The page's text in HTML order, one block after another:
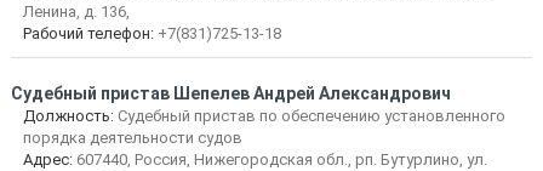
Ленина, д. 136,
Рабочий телефон:+7(831)725-13-18
Судебный пристав Шепелев Андрей Александрович
Должность:Судебный пристав по обеспечению установленного
порядка деятельности судов
Адрес:607440, Россия, Нижегородская обл., рп. Бутурлино, ул.